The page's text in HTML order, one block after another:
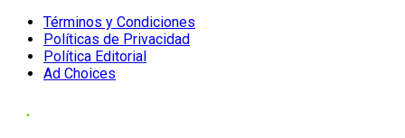
Términos y Condiciones
Políticas de Privacidad
Política Editorial
Ad Choices